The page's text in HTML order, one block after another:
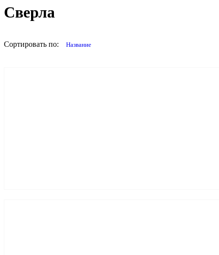
Сверла
Сортировать по: название